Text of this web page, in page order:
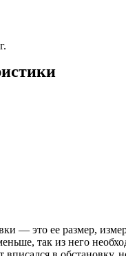
— это ее размер,
так из него